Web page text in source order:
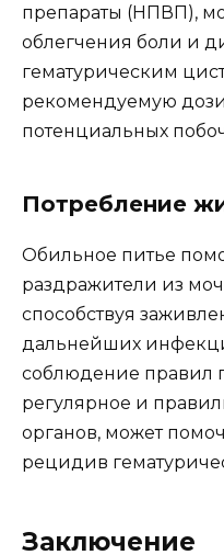
препараты (НПВП),
облегчения боли и
гематурическим
рекомендуемую
потенциальных
Потребление
Обильное питье
раздражители из
способствуя
дальнейших
соблюдение правил
регулярное и
органов, может
рецидив
Заключение